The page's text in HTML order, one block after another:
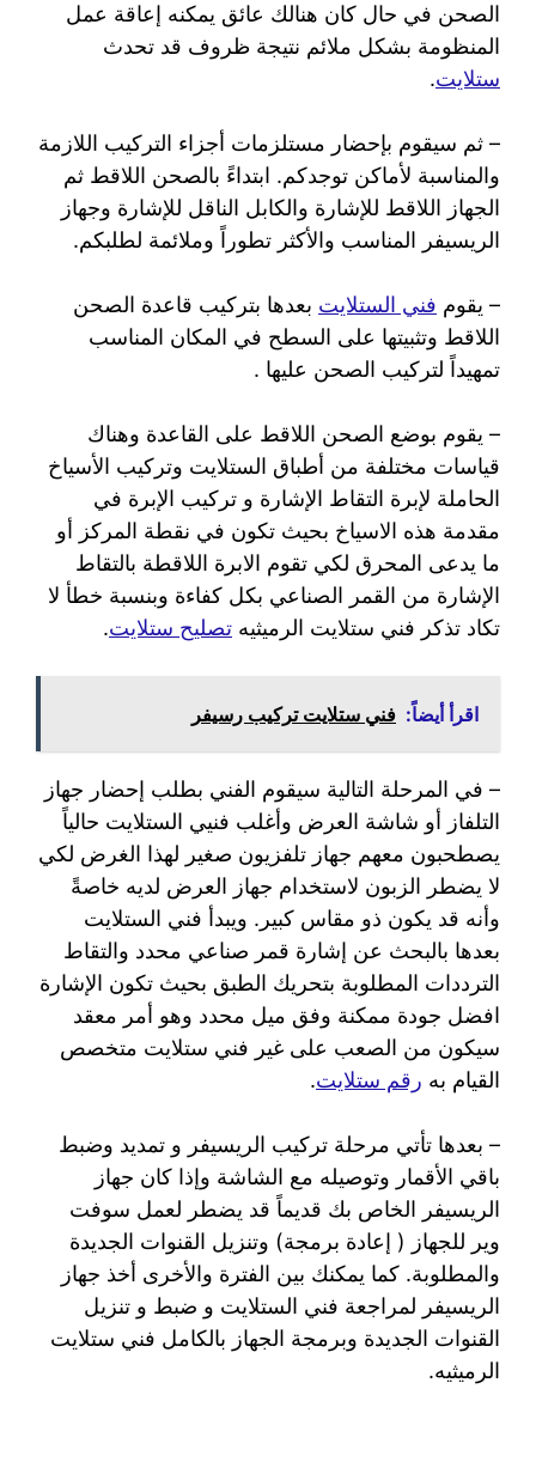
الصحن في حال كان هنالك عائق يمكنه إعاقة عمل
المنظومة بشكل ملائم نتيجة ظروف قد تحدث
ستلايت.
– ثم سيقوم بإحضار مستلزمات أجزاء التركيب اللازمة
والمناسبة لأماكن توجدكم. ابتداءً بالصحن اللاقط ثم
الجهاز اللاقط للإشارة والكابل الناقل للإشارة وجهاز
الريسيفر المناسب والأكثر تطوراً وملائمة لطلبكم.
– يقوم فني الستلايت بعدها بتركيب قاعدة الصحن
اللاقط وتثبيتها على السطح في المكان المناسب
تمهيداً لتركيب الصحن عليها .
– يقوم بوضع الصحن اللاقط على القاعدة وهناك
قياسات مختلفة من أطباق الستلايت وتركيب الأسياخ
الحاملة لإبرة التقاط الإشارة و تركيب الإبرة في
مقدمة هذه الاسياخ بحيث تكون في نقطة المركز أو
ما يدعى المحرق لكي تقوم الابرة اللاقطة بالتقاط
الإشارة من القمر الصناعي بكل كفاءة وبنسبة خطأ لا
تكاد تذكر فني ستلايت الرميثيه تصليح ستلايت.
اقرأ أيضاً: فني ستلايت تركيب رسيفر
– في المرحلة التالية سيقوم الفني بطلب إحضار جهاز
التلفاز أو شاشة العرض وأغلب فنيي الستلايت حالياً
يصطحبون معهم جهاز تلفزيون صغير لهذا الغرض لكي
لا يضطر الزبون لاستخدام جهاز العرض لديه خاصةً
وأنه قد يكون ذو مقاس كبير. ويبدأ فني الستلايت
بعدها بالبحث عن إشارة قمر صناعي محدد والتقاط
الترددات المطلوبة بتحريك الطبق بحيث تكون الإشارة
افضل جودة ممكنة وفق ميل محدد وهو أمر معقد
سيكون من الصعب على غير فني ستلايت متخصص
القيام به رقم ستلايت.
– بعدها تأتي مرحلة تركيب الريسيفر و تمديد وضبط
باقي الأقمار وتوصيله مع الشاشة وإذا كان جهاز
الريسيفر الخاص بك قديماً قد يضطر لعمل سوفت
وير للجهاز ( إعادة برمجة) وتنزيل القنوات الجديدة
والمطلوبة. كما يمكنك بين الفترة والأخرى أخذ جهاز
الريسيفر لمراجعة فني الستلايت و ضبط و تنزيل
القنوات الجديدة وبرمجة الجهاز بالكامل فني ستلايت
الرميثيه.